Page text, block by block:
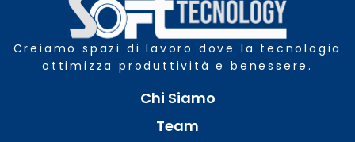
Creiamo spazi di lavoro dove la tecnologia
ottimizza produttività e benessere.
Chi Siamo
Team